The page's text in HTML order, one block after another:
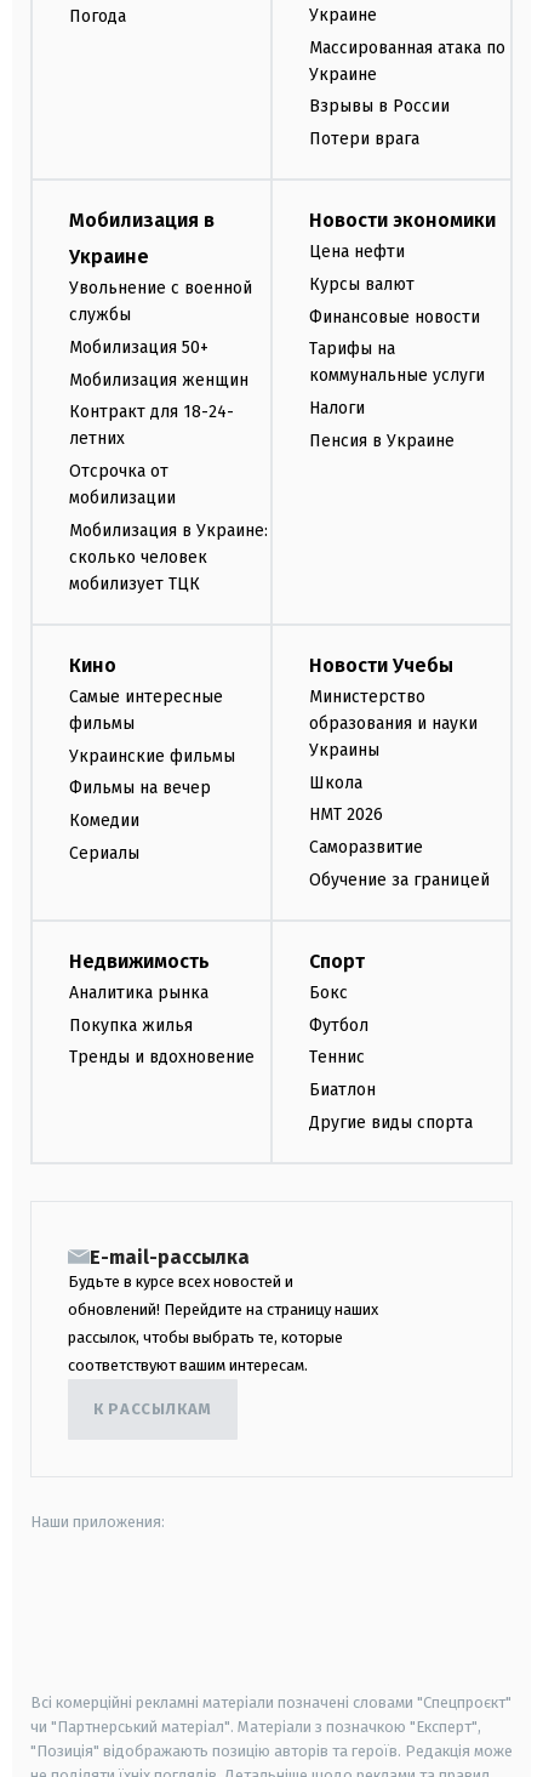
Погода
Украине
Массированная атака по
Украине
Взрывы в России
Потери врага
Мобилизация в
Украине
Увольнение с военной
службы
Мобилизация 50+
Мобилизация женщин
Контракт для 18-24-
летних
Отсрочка от
мобилизации
Мобилизация в Украине:
сколько человек
мобилизует ТЦК
Новости экономики
Цена нефти
Курсы валют
Финансовые новости
Тарифы на
коммунальные услуги
Налоги
Пенсия в Украине
Кино
Самые интересные
фильмы
Украинские фильмы
Фильмы на вечер
Комедии
Сериалы
Новости Учебы
Министерство
образования и науки
Украины
Школа
НМТ 2026
Саморазвитие
Обучение за границей
Недвижимость
Аналитика рынка
Покупка жилья
Тренды и вдохновение
Спорт
Бокс
Футбол
Теннис
Биатлон
Другие виды спорта
E-mail-рассылка
Будьте в курсе всех новостей и
обновлений! Перейдите на страницу наших
рассылок, чтобы выбрать те, которые
соответствуют вашим интересам.
К РАССЫЛКАМ
Наши приложения:
Всі комерційні рекламні матеріали позначені словами "Спецпроєкт"
чи "Партнерський матеріал". Матеріали з позначкою "Експерт",
"Позиція" відображають позицію авторів та героїв. Редакція може